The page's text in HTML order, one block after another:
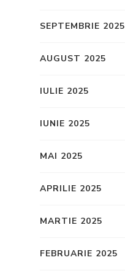
SEPTEMBRIE 2025
AUGUST 2025
IULIE 2025
IUNIE 2025
MAI 2025
APRILIE 2025
MARTIE 2025
FEBRUARIE 2025